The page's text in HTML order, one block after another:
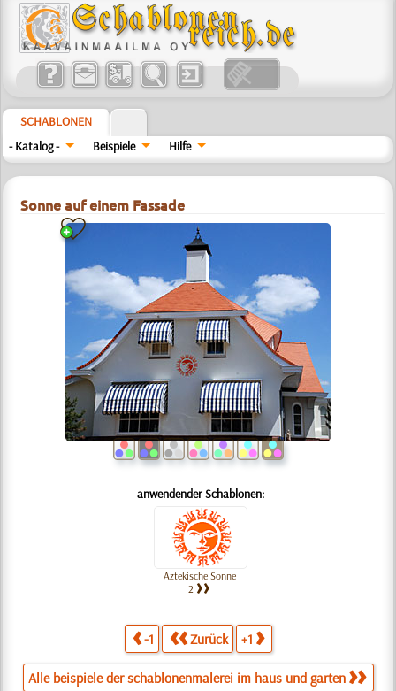
SCHABLONEN
- Katalog -
Beispiele Hilfe
Sonne auf einem Fassade
anwendender Schablonen:
Aztekische Sonne
2
-1 Zurück +1
Alle beispiele der schablonenmalerei im haus und garten